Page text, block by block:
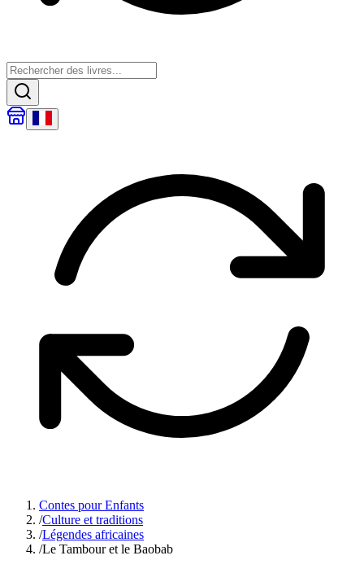
Contes pour Enfants
/Culture et traditions
/Légendes africaines
/Le Tambour et le Baobab